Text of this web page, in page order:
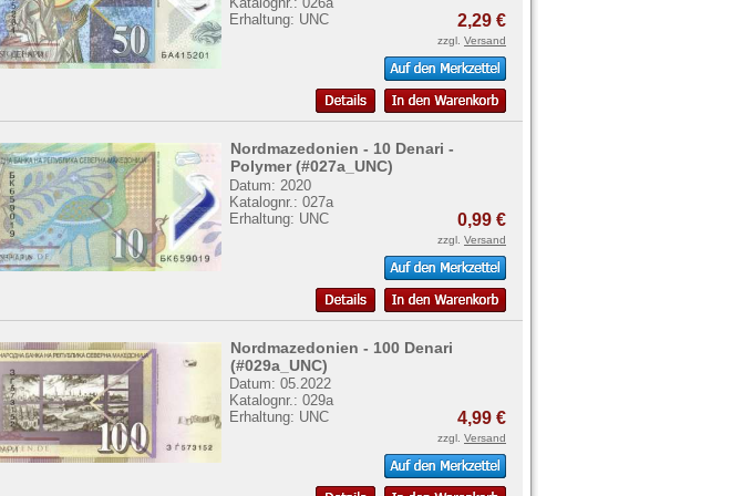
Erhaltung: UNC
2,29 €
zzgl. Versand
Nordmazedonien - 10 Denari -
Polymer (#027a_UNC)
Datum: 2020
Katalognr.: 027a
Erhaltung: UNC
0,99 €
zzgl. Versand
Nordmazedonien - 100 Denari
(#029a_UNC)
Datum: 05.2022
Katalognr.: 029a
Erhaltung: UNC
4,99 €
zzgl. Versand